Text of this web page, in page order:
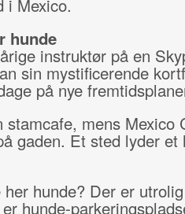
i Mexico.
hunde
instruktør på en
sin mystificerende
på nye
stamcafe, mens Mexico
gaden. Et sted lyder et
her hunde? Der er
hunde-